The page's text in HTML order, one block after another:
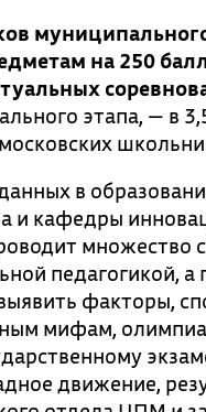
на 250
этапа, — в
в
и кафедры
множество
педагогикой,
факторы,
мифам,
движение,